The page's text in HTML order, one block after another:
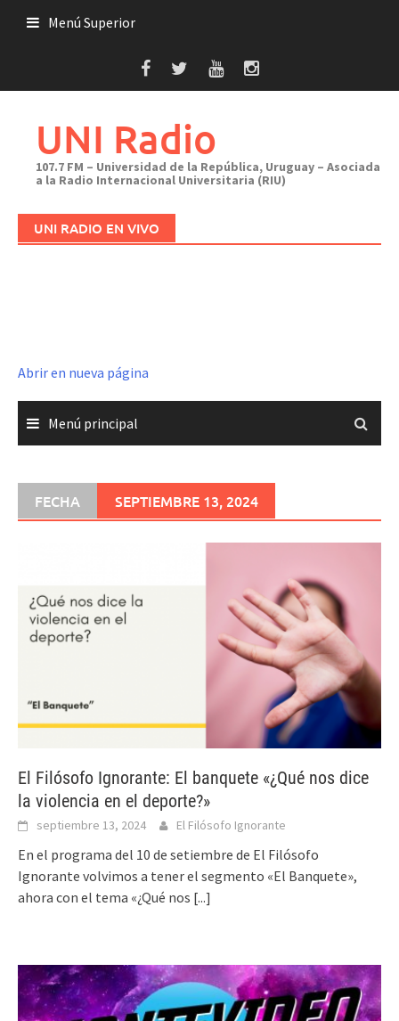
Menú Superior
UNI Radio
107.7 FM – Universidad de la República, Uruguay – Asociada
a la Radio Internacional Universitaria (RIU)
UNI RADIO EN VIVO
Abrir en nueva página
Menú principal
FECHA SEPTIEMBRE 13, 2024
El Filósofo Ignorante: El banquete «¿Qué nos dice
la violencia en el deporte?»
septiembre 13, 2024 El Filósofo Ignorante
En el programa del 10 de setiembre de El Filósofo
Ignorante volvimos a tener el segmento «El Banquete»,
ahora con el tema «¿Qué nos [...]